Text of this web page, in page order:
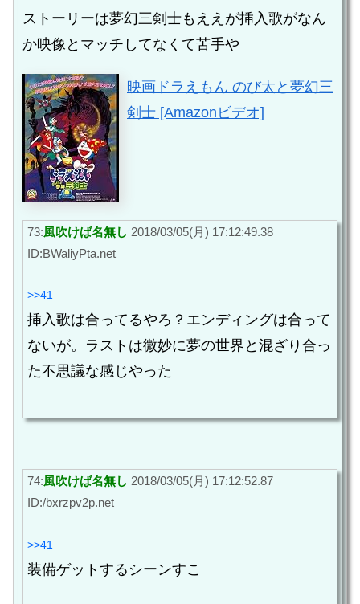
ストーリーは夢幻三剣士もええが挿入歌がなん
か映像とマッチしてなくて苦手や
映画ドラえもん のび太と夢幻三
剣士 [Amazonビデオ]
73:風吹けば名無し 2018/03/05(月) 17:12:49.38
ID:BWaliyPta.net
>>41
挿入歌は合ってるやろ？エンディングは合って
ないが。ラストは微妙に夢の世界と混ざり合っ
た不思議な感じやった
74:風吹けば名無し 2018/03/05(月) 17:12:52.87
ID:/bxrzpv2p.net
>>41
装備ゲットするシーンすこ